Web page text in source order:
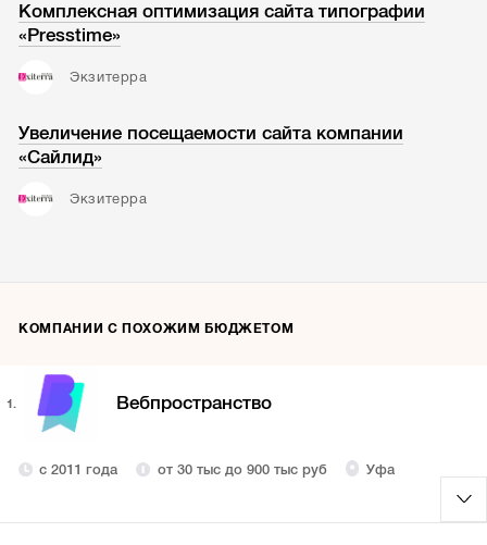
Комплексная оптимизация сайта типографии
«Presstime»
Экзитерра
Увеличение посещаемости сайта компании
«Сайлид»
Экзитерра
КОМПАНИИ С ПОХОЖИМ БЮДЖЕТОМ
1. Вебпространство
с 2011 года от 30 тыс до 900 тыс руб Уфа